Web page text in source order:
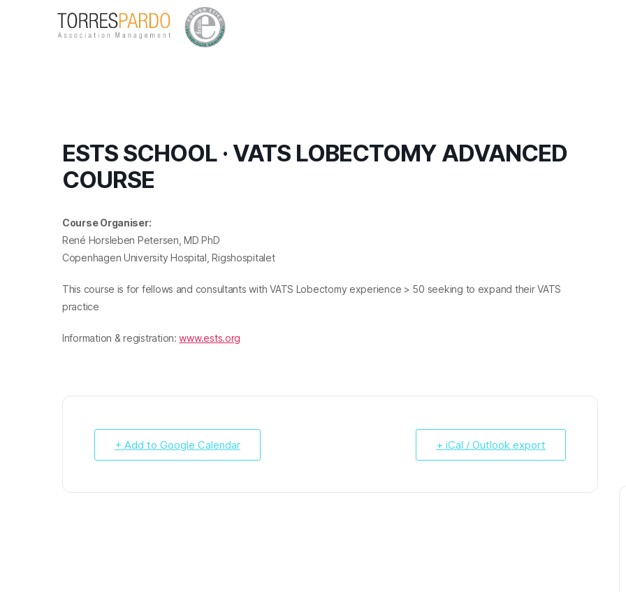
ESTS SCHOOL · VATS LOBECTOMY ADVANCED
COURSE
Course Organiser:
René Horsleben Petersen, MD PhD
Copenhagen University Hospital, Rigshospitalet
This course is for fellows and consultants with VATS Lobectomy experience > 50 seeking to expand their VATS
practice
Information & registration:www.ests.org
+ Add to Google Calendar + iCal / Outlook export